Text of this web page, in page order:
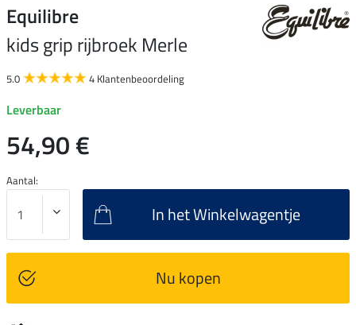
Equilibre
kids grip rijbroek Merle
5.0 4 Klantenbeoordeling
Leverbaar
54,90 €
Aantal:
In het Winkelwagentje
Nu kopen